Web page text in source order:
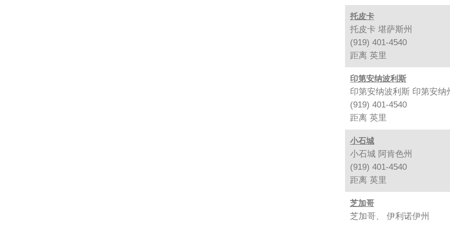
托皮卡
托皮卡 堪萨斯州
(919) 401-4540
距离 英里
印第安纳波利斯
印第安纳波利斯 印第安纳
(919) 401-4540
距离 英里
小石城
小石城 阿肯色州
(919) 401-4540
距离 英里
芝加哥
芝加哥、 伊利诺伊州